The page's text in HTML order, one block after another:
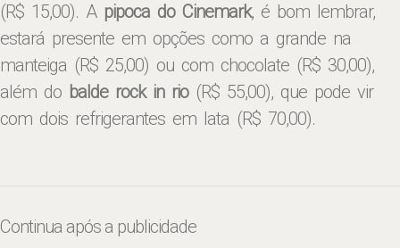
(R$ 15,00). A pipoca do Cinemark, é bom lembrar,
estará presente em opções como a grande na
manteiga (R$ 25,00) ou com chocolate (R$ 30,00),
além do balde rock in rio(R$ 55,00), que pode vir
com dois refrigerantes em lata (R$ 70,00).
Continua após a publicidade